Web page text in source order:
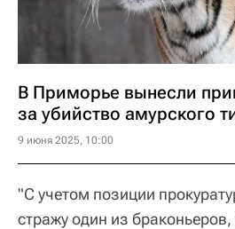
В Приморье вынесли
за убийство амурского
9 июня 2025, 10:00
"С учетом позиции
стражу один из